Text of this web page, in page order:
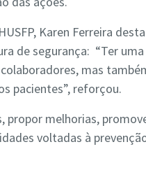
Karen Ferreira
de segurança: “Ter uma
mas
pacientes”, reforçou.
propor melhorias,
voltadas à